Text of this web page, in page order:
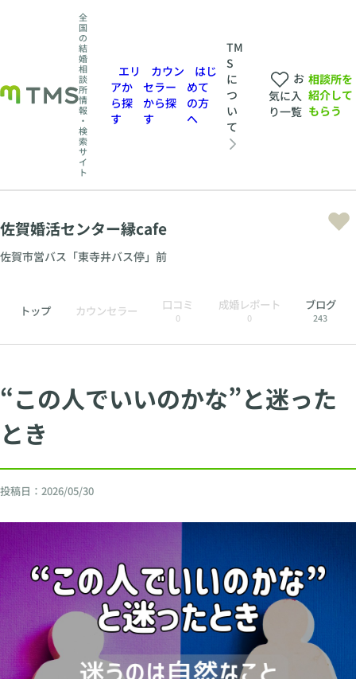
全
国
の
結
婚
相
談
所
情
報
・
検
索
サ
イ
ト
エリ
アか
ら探
す
カウン
セラー
から探
す
はじ
めて
の方
へ
TM
S
に
つ
い
て
お
気に入
り一覧
相談所を
紹介して
もらう
佐賀婚活センター縁cafe
佐賀市営バス「東寺井バス停」前
トップ カウンセラー 口コミ
0
成婚レポート
0
ブログ
243
“この人でいいのかな”と迷った
とき
投稿日： 2026/05/30